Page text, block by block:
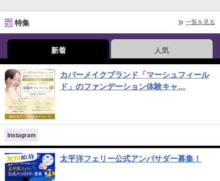
特集 一覧を見る
新着 人気
カバーメイクブランド「マーシュフィール
ド」のファンデーション体験キャ…
Instagram
太平洋フェリー公式アンバサダー募集！